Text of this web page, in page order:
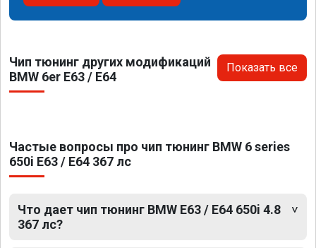
Чип тюнинг других модификаций
BMW 6er E63 / E64
Показать все
Частые вопросы про чип тюнинг BMW 6 series
650i E63 / E64 367 лс
Что дает чип тюнинг BMW E63 / E64 650i 4.8
367 лс?